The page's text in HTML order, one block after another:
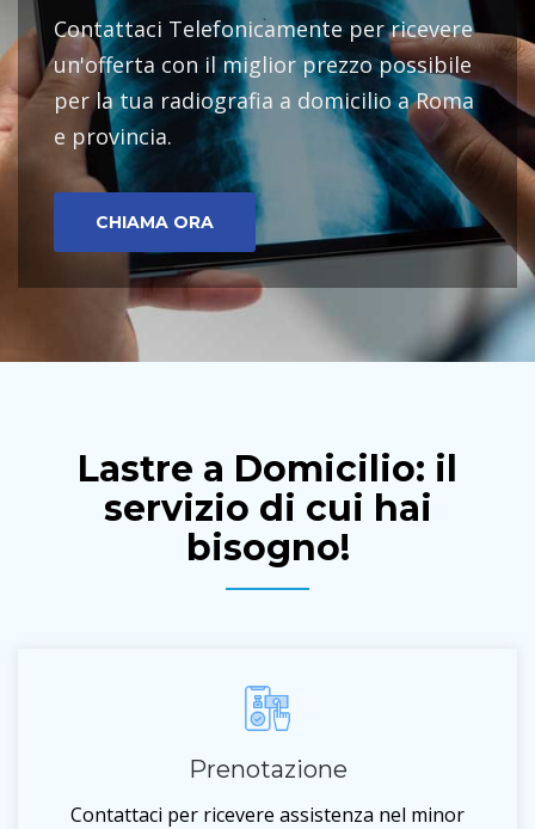
Contattaci Telefonicamente per ricevere
un'offerta con il miglior prezzo possibile
per la tua radiografia a domicilio a Roma
e provincia.
CHIAMA ORA
Lastre a Domicilio: il
servizio di cui hai
bisogno!
Prenotazione
Contattaci per ricevere assistenza nel minor